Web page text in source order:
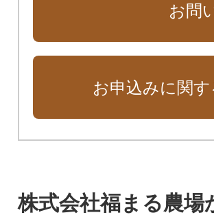
お問
お申込みに関
株式会社福まる農